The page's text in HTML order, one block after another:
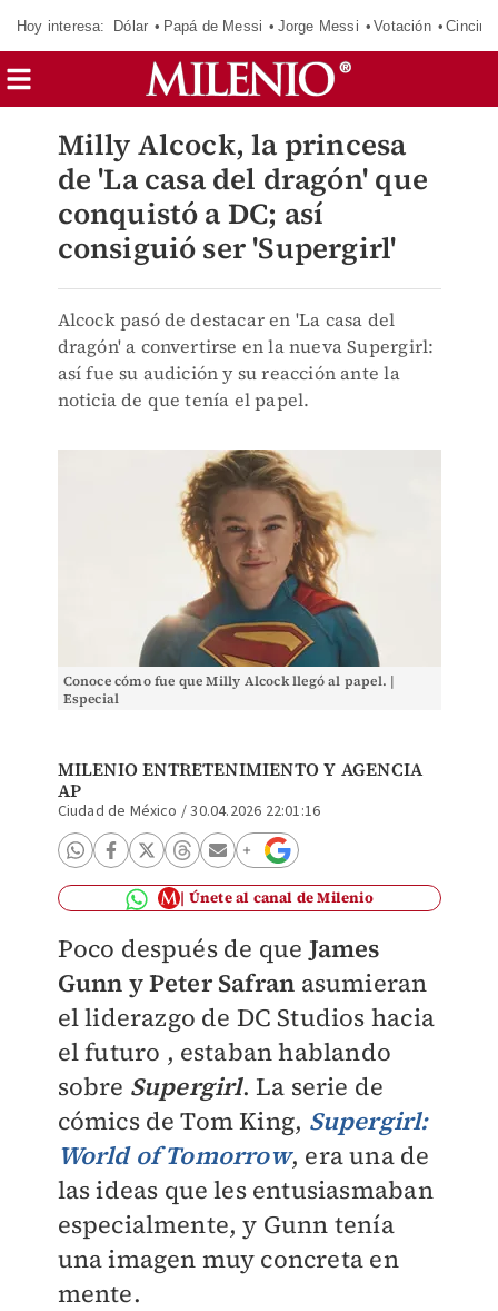
Hoy interesa: Dólar Papá de Messi Jorge Messi Votación
Milly Alcock, la princesa
de 'La casa del dragón' que
conquistó a DC; así
consiguió ser 'Supergirl'
Alcock pasó de destacar en 'La casa del
dragón' a convertirse en la nueva Supergirl:
así fue su audición y su reacción ante la
noticia de que tenía el papel.
Conoce cómo fue que Milly Alcock llegó al papel. |
Especial
MILENIO ENTRETENIMIENTO Y AGENCIA
AP
Ciudad de México /30.04.2026 22:01:16
Únete al canal de Milenio
Poco después de que James
Gunn y Peter Safran asumieran
el liderazgo de DC Studios hacia
el futuro , estaban hablando
sobre Supergirl. La serie de
cómics de Tom King, Supergirl:
World of Tomorrow, era una de
las ideas que les entusiasmaban
especialmente, y Gunn tenía
una imagen muy concreta en
mente.